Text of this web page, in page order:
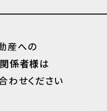
産への
係者様は
わせください